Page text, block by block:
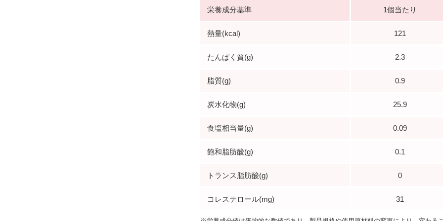
栄養成分基準 1個当たり
熱量(kcal) 121
たんぱく質(g) 2.3
脂質(g) 0.9
炭水化物(g) 25.9
食塩相当量(g) 0.09
飽和脂肪酸(g) 0.1
トランス脂肪酸(g) 0
コレステロール(mg) 31